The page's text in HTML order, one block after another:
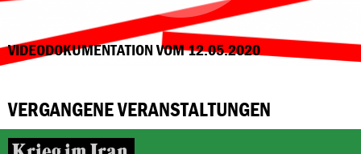
VIDEODOKUMENTATION VOM 12.05.2020
VERGANGENE VERANSTALTUNGEN